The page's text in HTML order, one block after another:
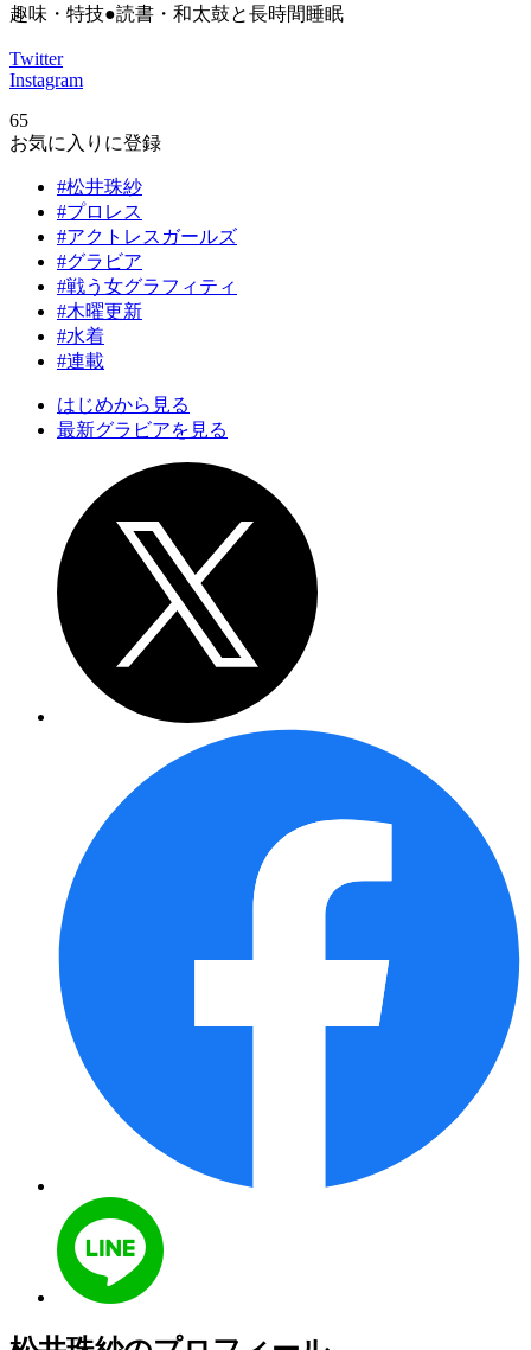
趣味・特技●読書・和太鼓と長時間睡眠
Twitter
Instagram
65
お気に入りに登録
#松井珠紗
#プロレス
#アクトレスガールズ
#グラビア
#戦う女グラフィティ
#木曜更新
#水着
#連載
はじめから見る
最新グラビアを見る